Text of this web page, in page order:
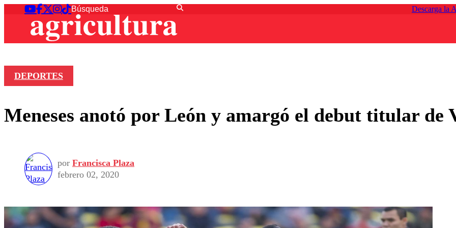
Descarga la
DEPORTES
Meneses anotó por León y amargó el debut titular de
por Francisca Plaza
febrero 02, 2020